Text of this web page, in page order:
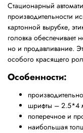
Стационарный
производительности
картонной вырубке,
головка обеспечивает
но и продавливание.
особого красящего
Особенности:
шрифты – 2.5*4
поперечное и
наибольшая